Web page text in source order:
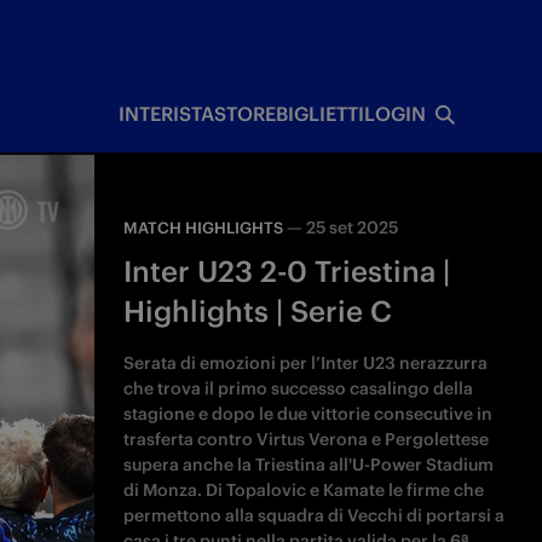
INTERISTASTOREBIGLIETTILOGIN
MATCH HIGHLIGHTS —25 set 2025
Inter U23 2-0 Triestina |
Highlights | Serie C
Serata di emozioni per l’Inter U23 nerazzurra
che trova il primo successo casalingo della
stagione e dopo le due vittorie consecutive in
trasferta contro Virtus Verona e Pergolettese
supera anche la Triestina all'U-Power Stadium
di Monza. Di Topalovic e Kamate le firme che
permettono alla squadra di Vecchi di portarsi a